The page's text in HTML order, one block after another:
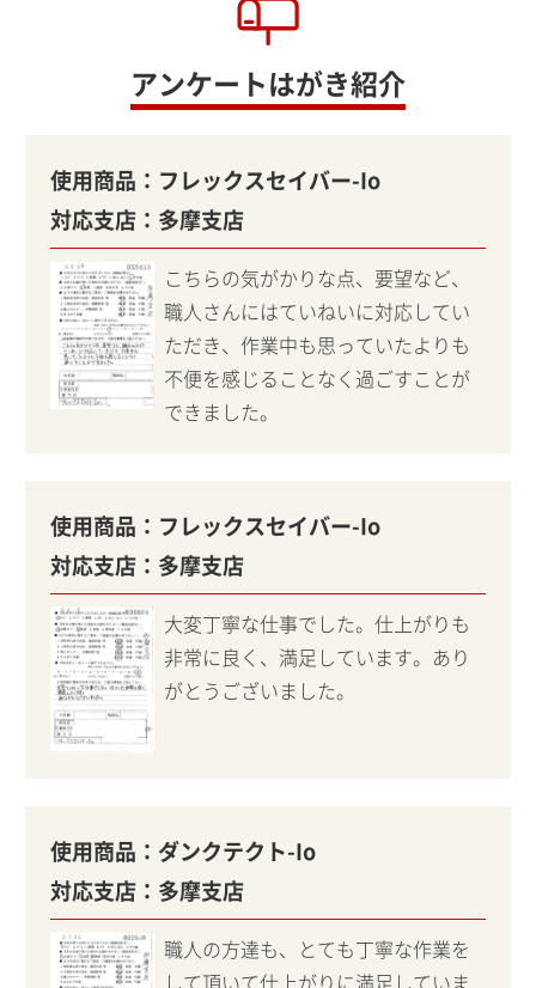
アンケートはがき紹介
使用商品： フレックスセイバー-Io
対応支店： 多摩支店
こちらの気がかりな点、要望など、
職人さんにはていねいに対応してい
ただき、作業中も思っていたよりも
不便を感じることなく過ごすことが
できました。
使用商品： フレックスセイバー-Io
対応支店： 多摩支店
大変丁寧な仕事でした。仕上がりも
非常に良く、満足しています。あり
がとうございました。
使用商品： ダンクテクト-Io
対応支店： 多摩支店
職人の方達も、とても丁寧な作業を
して頂いて仕上がりに満足していま